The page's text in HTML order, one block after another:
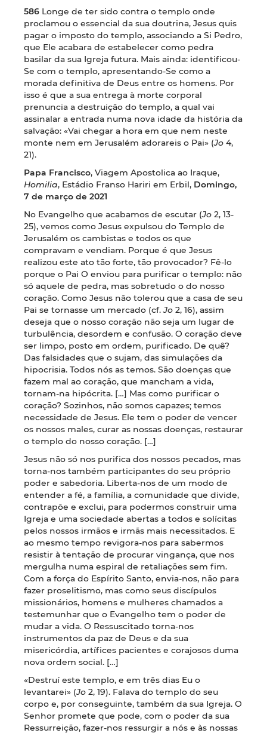
586 Longe de ter sido contra o templo onde
proclamou o essencial da sua doutrina, Jesus quis
pagar o imposto do templo, associando a Si Pedro,
que Ele acabara de estabelecer como pedra
basilar da sua Igreja futura. Mais ainda: identificou-
Se com o templo, apresentando-Se como a
morada definitiva de Deus entre os homens. Por
isso é que a sua entrega à morte corporal
prenuncia a destruição do templo, a qual vai
assinalar a entrada numa nova idade da história da
salvação: «Vai chegar a hora em que nem neste
monte nem em Jerusalém adorareis o Pai» (Jo 4,
21).
Papa Francisco, Viagem Apostolica ao Iraque,
Homilia, Estádio Franso Hariri em Erbil, Domingo,
7 de março de 2021
No Evangelho que acabamos de escutar (Jo 2, 13-
25), vemos como Jesus expulsou do Templo de
Jerusalém os cambistas e todos os que
compravam e vendiam. Porque é que Jesus
realizou este ato tão forte, tão provocador? Fê-lo
porque o Pai O enviou para purificar o templo: não
só aquele de pedra, mas sobretudo o do nosso
coração. Como Jesus não tolerou que a casa de seu
Pai se tornasse um mercado (cf.Jo 2, 16), assim
deseja que o nosso coração não seja um lugar de
turbulência, desordem e confusão. O coração deve
ser limpo, posto em ordem, purificado. De quê?
Das falsidades que o sujam, das simulações da
hipocrisia. Todos nós as temos. São doenças que
fazem mal ao coração, que mancham a vida,
tornam-na hipócrita. […] Mas como purificar o
coração? Sozinhos, não somos capazes; temos
necessidade de Jesus. Ele tem o poder de vencer
os nossos males, curar as nossas doenças, restaurar
o templo do nosso coração. […]
Jesus não só nos purifica dos nossos pecados, mas
torna-nos também participantes do seu próprio
poder e sabedoria. Liberta-nos de um modo de
entender a fé, a família, a comunidade que divide,
contrapõe e exclui, para podermos construir uma
Igreja e uma sociedade abertas a todos e solícitas
pelos nossos irmãos e irmãs mais necessitados. E
ao mesmo tempo revigora-nos para sabermos
resistir à tentação de procurar vingança, que nos
mergulha numa espiral de retaliações sem fim.
Com a força do Espírito Santo, envia-nos, não para
fazer proselitismo, mas como seus discípulos
missionários, homens e mulheres chamados a
testemunhar que o Evangelho tem o poder de
mudar a vida. O Ressuscitado torna-nos
instrumentos da paz de Deus e da sua
misericórdia, artífices pacientes e corajosos duma
nova ordem social. […]
«Destruí este templo, e em três dias Eu o
levantarei» (Jo 2, 19). Falava do templo do seu
corpo e, por conseguinte, também da sua Igreja. O
Senhor promete que pode, com o poder da sua
Ressurreição, fazer-nos ressurgir a nós e às nossas